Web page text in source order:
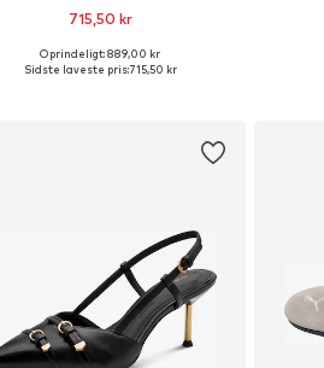
715,50 kr
Fås i mange størrelser
Oprindeligt: 889,00 kr
Sidste laveste pris:715,50 kr